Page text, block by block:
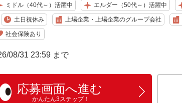
ミドル（40代～）活躍中 エルダー（50代～）活躍中
土日祝休み 上場企業・上場企業のグループ会社
社会保険あり
08/31 23:59 まで
応募画面へ進む
かんたん3ステップ！